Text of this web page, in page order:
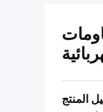
المنتج